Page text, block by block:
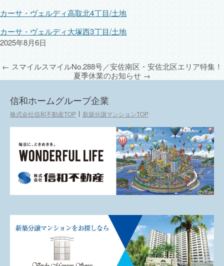
カーサ・ヴェルディ高取北4丁目/土地
カーサ・ヴェルディ大塚西3丁目/土地
2025年8月6日
← スマイルスマイルNo.288号／安佐南区・安佐北区エリア特集！
夏季休業のお知らせ →
SNSで最新情報をチェック！
信和ホームグループ企業
株式会社信和不動産TOP 新築分譲マンションTOP